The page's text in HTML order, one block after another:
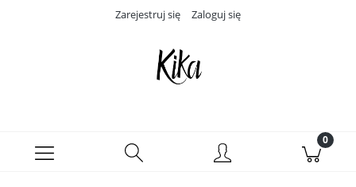
Zarejestruj się Zaloguj się